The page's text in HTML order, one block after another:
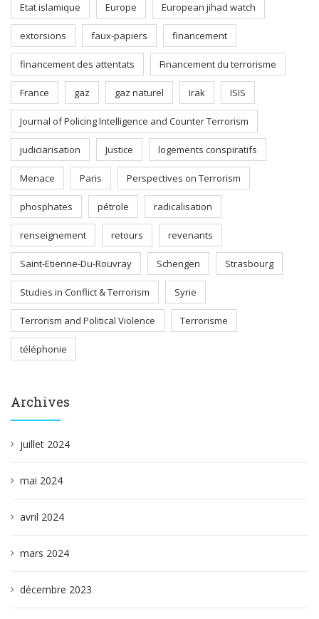
Etat islamique Europe European jihad watch
extorsions faux-papiers financement
financement des attentats Financement du terrorisme
France gaz gaz naturel Irak ISIS
Journal of Policing Intelligence and Counter Terrorism
judiciarisation Justice logements conspiratifs
Menace Paris Perspectives on Terrorism
phosphates pétrole radicalisation
renseignement retours revenants
Saint-Etienne-Du-Rouvray Schengen Strasbourg
Studies in Conflict & Terrorism Syrie
Terrorism and Political Violence Terrorisme
téléphonie
Archives
juillet 2024
mai 2024
avril 2024
mars 2024
décembre 2023